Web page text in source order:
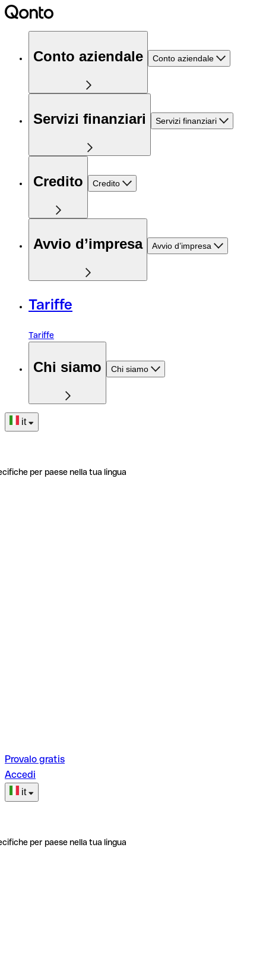
Conto aziendale Conto aziendale
Servizi finanziari Servizi finanziari
Credito Credito
Avvio d’impresa Avvio d’impresa
Tariffe
Tariffe
Chi siamo Chi siamo
it
per paese nella tua lingua
Provalo gratis
Accedi
it
per paese nella tua lingua